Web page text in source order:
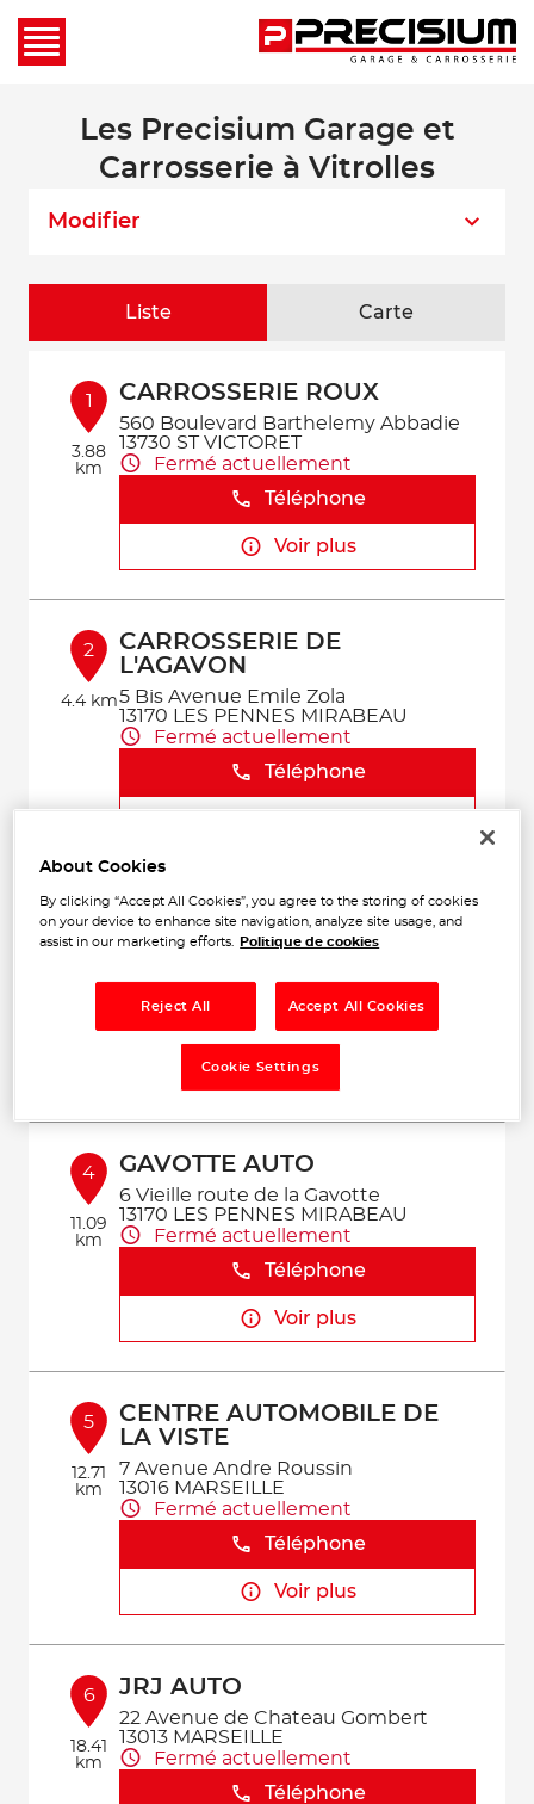
Les Precisium Garage et
Carrosserie à Vitrolles
Modifier
Liste Carte
1
3.88
km
CARROSSERIE ROUX
560 Boulevard Barthelemy Abbadie
13730 ST VICTORET
Fermé actuellement
Téléphone
Voir plus
2
4.4 km
CARROSSERIE DE
L'AGAVON
5 Bis Avenue Emile Zola
13170 LES PENNES MIRABEAU
Fermé actuellement
Téléphone
3 AMF COMPANY
96 Rue de la Tour
Fermé actuellement
Voir plus
4
11.09
km
GAVOTTE AUTO
6 Vieille route de la Gavotte
13170 LES PENNES MIRABEAU
Fermé actuellement
Téléphone
Voir plus
5
12.71
km
CENTRE AUTOMOBILE DE
LA VISTE
7 Avenue Andre Roussin
13016 MARSEILLE
Fermé actuellement
Téléphone
Voir plus
6
18.41
km
JRJ AUTO
22 Avenue de Chateau Gombert
13013 MARSEILLE
Fermé actuellement
Téléphone
About Cookies
By clicking “Accept All Cookies”, you agree to the storing of cookies
on your device to enhance site navigation, analyze site usage, and
assist in our marketing efforts.
Politique de cookies
Reject All Accept All Cookies
Cookie Settings